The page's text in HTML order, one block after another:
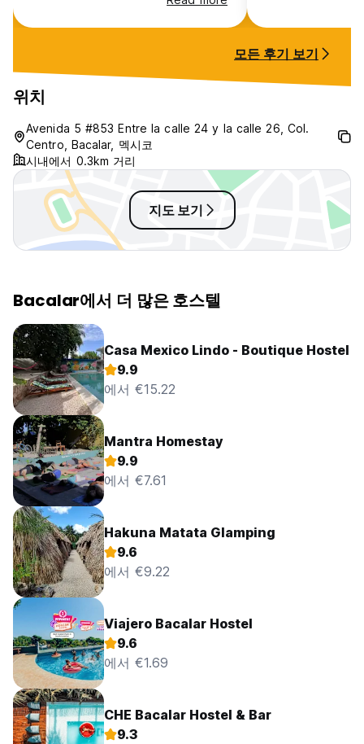
location and the staff were fine
changer
모든 후기 보기
위치
Avenida 5 #853 Entre la calle 24 y la calle 26, Col.
Centro, Bacalar, 멕시코
시내에서 0.3km 거리
지도 보기
Bacalar에서 더 많은 호스텔
Casa Mexico Lindo - Boutique Hostel
9.9
에서 €15.22
Mantra Homestay
9.9
에서 €7.61
Hakuna Matata Glamping
9.6
에서 €9.22
Viajero Bacalar Hostel
9.6
에서 €1.69
CHE Bacalar Hostel & Bar
9.3